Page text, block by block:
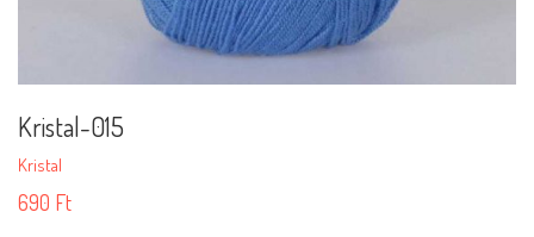
Kristal-015
Kristal
690 Ft